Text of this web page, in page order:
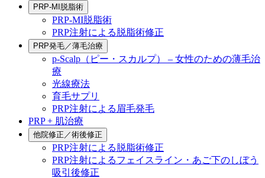
PRP-MI脱脂術
PRP-MI脱脂術
PRP注射による脱脂術修正
PRP発毛／薄毛治療
p-Scalp（ピー・スカルプ） – 女性のための薄毛治
療
光線療法
育毛サプリ
PRP注射による眉毛発毛
PRP + 肌治療
他院修正／術後修正
PRP注射による脱脂術修正
PRP注射によるフェイスライン・あご下のしぼう
吸引後修正